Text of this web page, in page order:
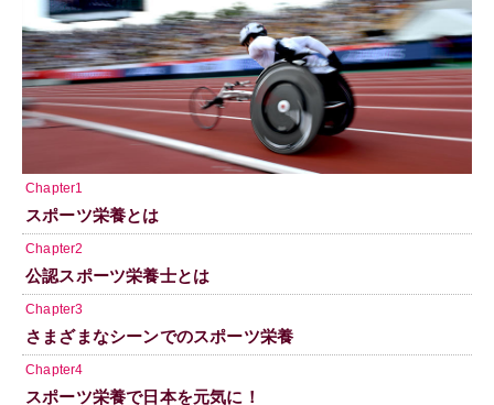
Chapter1
スポーツ栄養とは
Chapter2
公認スポーツ栄養士とは
Chapter3
さまざまなシーンでのスポーツ栄養
Chapter4
スポーツ栄養で日本を元気に！